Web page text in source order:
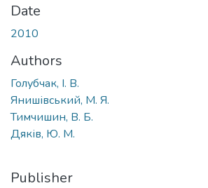
Date
2010
Authors
Голубчак, І. В.
Янишівський, М. Я.
Тимчишин, В. Б.
Дяків, Ю. М.
Publisher